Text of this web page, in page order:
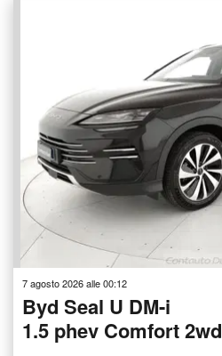
7 agosto 2026 alle 00:12
Byd Seal U DM-i
1.5 phev Comfort 2wd